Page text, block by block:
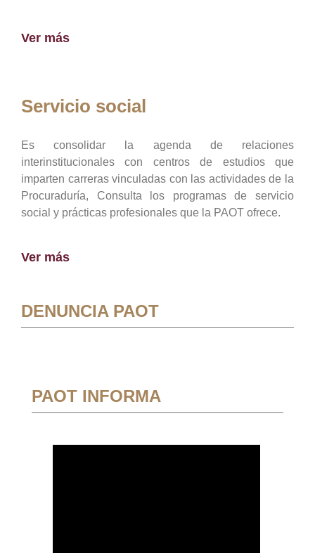
Ver más
Servicio social
Es consolidar la agenda de relaciones
interinstitucionales con centros de estudios que
imparten carreras vinculadas con las actividades de la
Procuraduría, Consulta los programas de servicio
social y prácticas profesionales que la PAOT ofrece.
Ver más
DENUNCIA PAOT
PAOT INFORMA